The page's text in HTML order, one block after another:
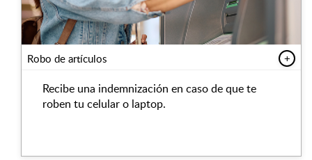
Robo de artículos +
Recibe una indemnización en caso de que te
roben tu celular o laptop.